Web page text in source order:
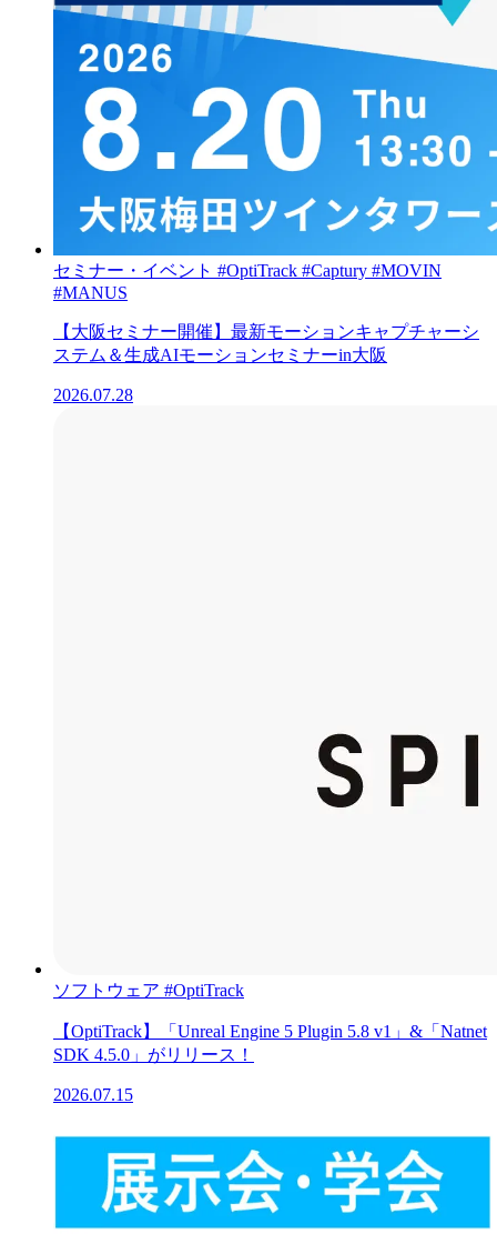
セミナー・イベント #OptiTrack #Captury #MOVIN
#MANUS
【大阪セミナー開催】最新モーションキャプチャーシ
ステム＆生成AIモーションセミナーin大阪
2026.07.28
ソフトウェア #OptiTrack
【OptiTrack】「Unreal Engine 5 Plugin 5.8 v1」&「Natnet
SDK 4.5.0」がリリース！
2026.07.15